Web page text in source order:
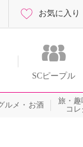
SCピープル
お気に入り
ルメ・お酒
旅・趣
コ